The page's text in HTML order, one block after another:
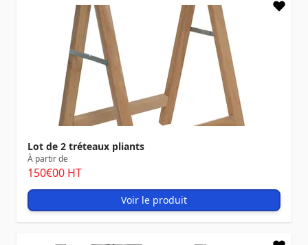
Lot de 2 tréteaux pliants
À partir de
150€00 HT
Voir le produit